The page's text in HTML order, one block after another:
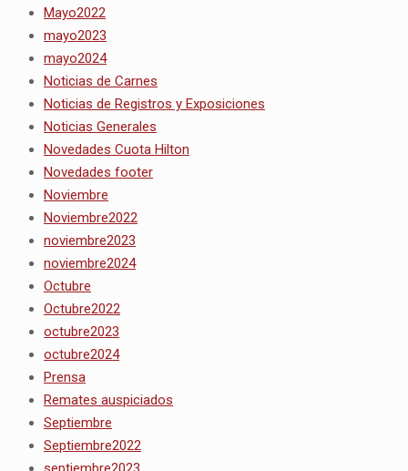
Mayo2022
mayo2023
mayo2024
Noticias de Carnes
Noticias de Registros y Exposiciones
Noticias Generales
Novedades Cuota Hilton
Novedades footer
Noviembre
Noviembre2022
noviembre2023
noviembre2024
Octubre
Octubre2022
octubre2023
octubre2024
Prensa
Remates auspiciados
Septiembre
Septiembre2022